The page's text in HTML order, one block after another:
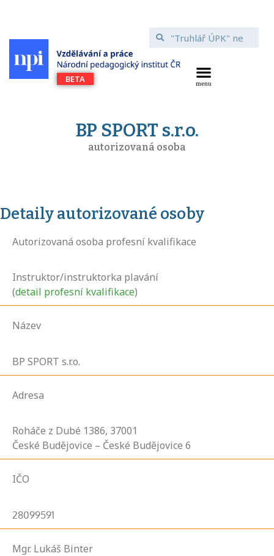
BP SPORT s.r.o.
autorizovaná osoba
Detaily autorizované osoby
Autorizovaná osoba profesní kvalifikace
Instruktor/instruktorka plavání
(detail profesní kvalifikace)
Název
BP SPORT s.r.o.
Adresa
Roháče z Dubé 1386, 37001
České Budějovice – České Budějovice 6
IČO
28099591
Mgr. Lukáš Binter